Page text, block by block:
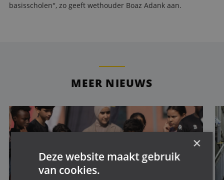
basisscholen'', zo geeft wethouder Boaz Adank aan.
MEER NIEUWS
×
Deze website maakt gebruik
van cookies.